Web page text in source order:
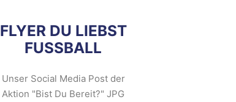
FLYER DU LIEBST
FUSSBALL
Unser Social Media Post der
Aktion "Bist Du Bereit?" JPG